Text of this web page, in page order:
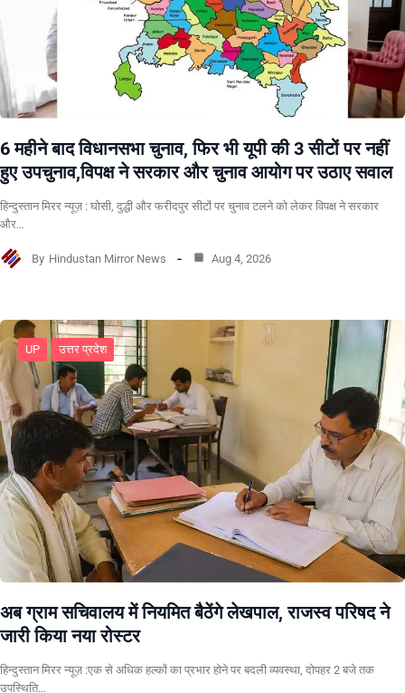
6 महीने बाद विधानसभा चुनाव, फिर भी यूपी की 3 सीटों पर नहीं
हुए उपचुनाव,विपक्ष ने सरकार और चुनाव आयोग पर उठाए सवाल
हिन्दुस्तान मिरर न्यूज़ : घोसी, दुद्धी और फरीदपुर सीटों पर चुनाव टलने को लेकर विपक्ष ने सरकार
और…
By Hindustan Mirror News Aug 4, 2026
UP उत्तर प्रदेश
अब ग्राम सचिवालय में नियमित बैठेंगे लेखपाल, राजस्व परिषद ने
जारी किया नया रोस्टर
हिन्दुस्तान मिरर न्यूज़ :एक से अधिक हल्कों का प्रभार होने पर बदली व्यवस्था, दोपहर 2 बजे तक
उपस्थिति…